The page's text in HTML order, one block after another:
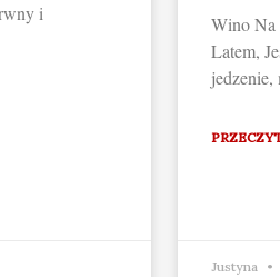
i
Wino Na
Latem,
Justyna